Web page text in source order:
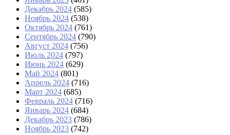
Декабрь 2024 (585)
Ноябрь 2024 (538)
Октябрь 2024 (761)
Сентябрь 2024 (790)
Август 2024 (756)
Июль 2024 (797)
Июнь 2024 (629)
Май 2024 (801)
Апрель 2024 (716)
Март 2024 (685)
Февраль 2024 (716)
Январь 2024 (684)
Декабрь 2023 (786)
Ноябрь 2023 (742)